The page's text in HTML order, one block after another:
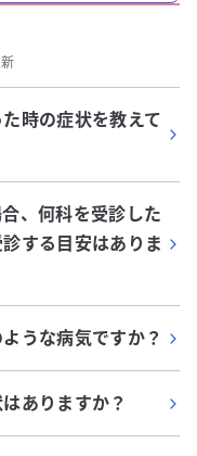
時の症状を教えて
、何科を受診した
する目安はありま
うな病気ですか？
ありますか？